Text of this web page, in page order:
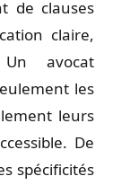
de clauses
claire,
avocat
les
leurs
De
spécificités